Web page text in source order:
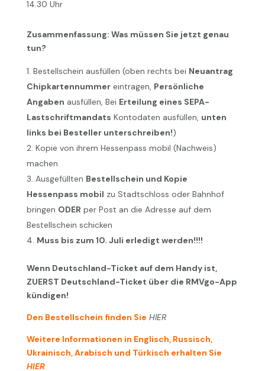
14.30 Uhr
Zusammenfassung: Was müssen Sie jetzt genau
tun?
Bestellschein ausfüllen (oben rechts bei Neuantrag
Chipkartennummereintragen, Persönliche
Angaben ausfüllen, Bei Erteilung eines SEPA-
Lastschriftmandats Kontodaten ausfüllen, unten
links bei Besteller unterschreiben!)
Kopie von ihrem Hessenpass mobil (Nachweis)
machen
Ausgefüllten Bestellschein und Kopie
Hessenpass mobil zu Stadtschloss oder Bahnhof
bringen ODER per Post an die Adresse auf dem
Bestellschein schicken
Muss bis zum 10. Juli erledigt werden!!!!
Wenn Deutschland-Ticket auf dem Handy ist,
ZUERST Deutschland-Ticket über die RMVgo-App
kündigen!
Den Bestellschein finden Sie HIER
Weitere Informationen in Englisch, Russisch,
Ukrainisch, Arabisch und Türkisch erhalten Sie
HIER